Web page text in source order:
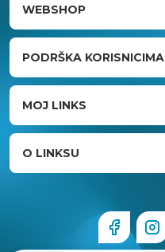
WEBSHOP
PODRŠKA KORISNICIMA
MOJ LINKS
O LINKSU